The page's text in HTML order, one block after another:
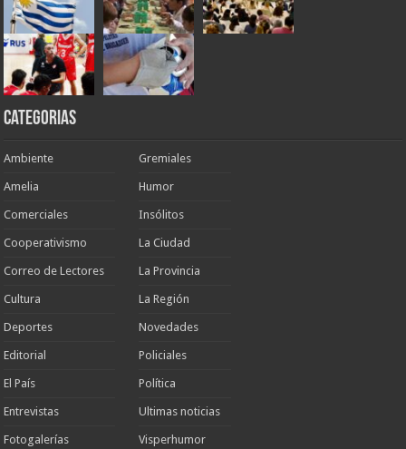
Categorias
Ambiente
Amelia
Comerciales
Cooperativismo
Correo de Lectores
Cultura
Deportes
Editorial
El País
Entrevistas
Fotogalerías
Gremiales
Humor
Insólitos
La Ciudad
La Provincia
La Región
Novedades
Policiales
Política
Ultimas noticias
Visperhumor